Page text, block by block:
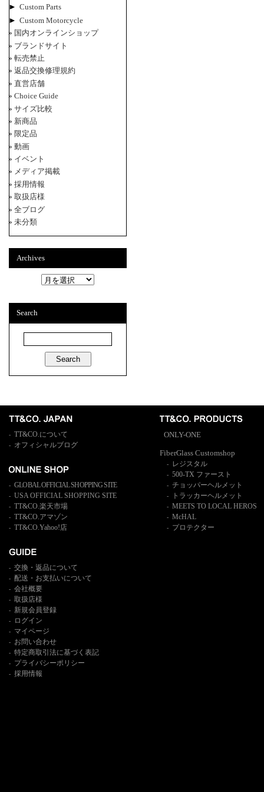
► Custom Parts
► Custom Motorcycle
国内オンラインショップ
ブランドサイト
転売禁止
返品交換修理規約
直営店舗
Choice Guide
サイズ比較
新商品
限定品
動画
イベント
メディア掲載
採用情報
取扱店様
全ブログ
未分類
Archives
h
v
Search
- TT&CO.について
- オフィシャルブログ
- GLOBAL OFFICIAL SHOPPING SITE
- USA OFFICIAL SHOPPING SITE
- TT&CO.楽天市場
- TT&CO.アマゾン
- TT&CO.Yahoo!店
- 交換・返品について
- 配送・お支払いについて
- 会社概要
- 取扱店様
- 新規会員登録
- ログイン
- マイページ
- お問い合わせ
- 特定商取引法に基づく表記
- プライバシーポリシー
- 採用情報
ONLY-ONE
FiberGlass Customshop
- レジスタル
- 500-TX ファースト
- チョッパーヘルメット
- トラッカーヘルメット
- MEETS TO LOCAL HEROS
- McHAL
- プロテクター